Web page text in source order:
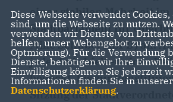
einer stabilen Mehrheit im
Stadtparlament für
Mike Schubert (SPD) an.
jedenfalls hielten sich alle
bedeckt, bis zur
Sitzung der
Diese Webseite verwendet
sind, um die Webseite zu nutzen.
verwenden wir Dienste von
helfen, unser Webangebot zu
Optmierung). Für die Verwendung
Dienste, benötigen wir Ihre
Einwilligung können Sie jederzeit
Informationen finden Sie in unserer
Datenschutzerklärung.